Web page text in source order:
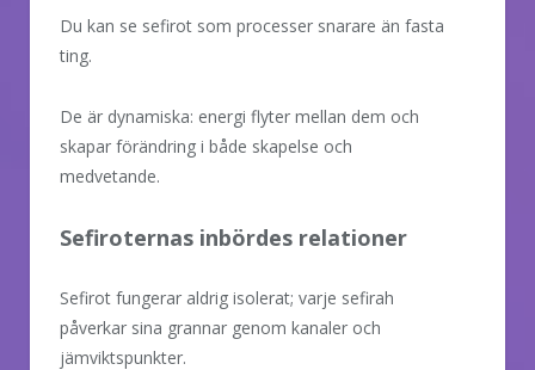
Du kan se sefirot som processer snarare än fasta
ting.
De är dynamiska: energi flyter mellan dem och
skapar förändring i både skapelse och
medvetande.
Sefiroternas inbördes relationer
Sefirot fungerar aldrig isolerat; varje sefirah
påverkar sina grannar genom kanaler och
jämviktspunkter.